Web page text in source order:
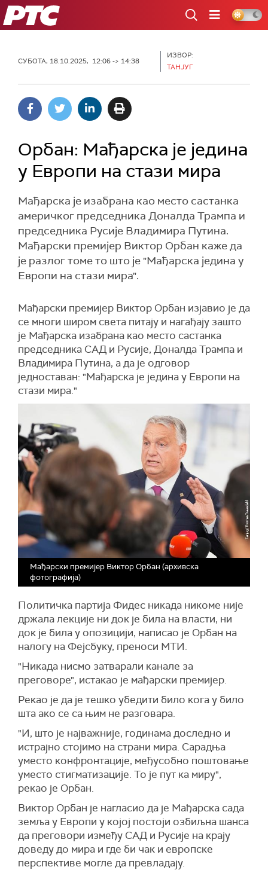
РТС
СУБОТА, 18.10.2025, 12:06 -> 14:38
ИЗВОР:
ТАНЈУГ
Орбан: Мађарска је једина
у Европи на стази мира
Мађарска је изабрана као место састанка
америчког председника Доналда Трампа и
председника Русије Владимира Путина.
Мађарски премијер Виктор Орбан каже да
је разлог томе то што је "Мађарска једина у
Европи на стази мира".
Мађарски премијер Виктор Орбан изјавио је да
се многи широм света питају и нагађају зашто
је Мађарска изабрана као место састанка
председника САД и Русије, Доналда Трампа и
Владимира Путина, а да је одговор
једноставан: "Мађарска је једина у Европи на
стази мира."
Мађарски премијер Виктор Орбан (архивска
фотографија)
Политичка партија Фидес никада никоме није
држала лекције ни док је била на власти, ни
док је била у опозицији, написао је Орбан на
налогу на Фејсбуку, преноси МТИ.
"Никада нисмо затварали канале за
преговоре", истакао је мађарски премијер.
Рекао је да је тешко убедити било кога у било
шта ако се са њим не разговара.
"И, што је најважније, годинама доследно и
истрајно стојимо на страни мира. Сарадња
уместо конфронтације, међусобно поштовање
уместо стигматизације. То је пут ка миру",
рекао је Орбан.
Виктор Орбан је нагласио да је Мађарска сада
земља у Европи у којој постоји озбиљна шанса
да преговори између САД и Русије на крају
доведу до мира и где би чак и европске
перспективе могле да превладају.